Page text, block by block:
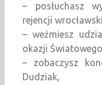
– posłuchasz
rejencji
– weźmiesz
okazji
– zobaczysz
Dudziak,